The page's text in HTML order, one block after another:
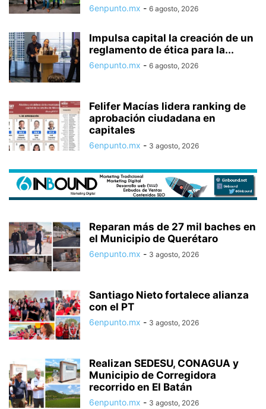
6enpunto.mx - 6 agosto, 2026
Impulsa capital la creación de un
reglamento de ética para la...
6enpunto.mx - 6 agosto, 2026
Felifer Macías lidera ranking de
aprobación ciudadana en
capitales
6enpunto.mx - 3 agosto, 2026
Reparan más de 27 mil baches en
el Municipio de Querétaro
6enpunto.mx - 3 agosto, 2026
Santiago Nieto fortalece alianza
con el PT
6enpunto.mx - 3 agosto, 2026
Realizan SEDESU, CONAGUA y
Municipio de Corregidora
recorrido en El Batán
6enpunto.mx - 3 agosto, 2026